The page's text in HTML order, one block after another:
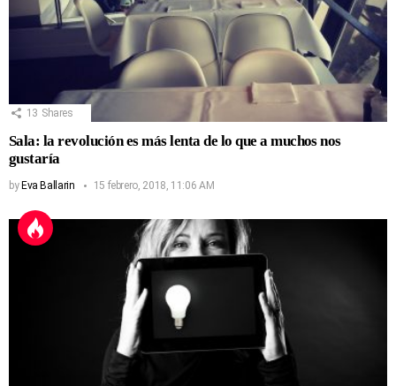
13 Shares
Sala: la revolución es más lenta de lo que a muchos nos
gustaría
by Eva Ballarin 15 febrero, 2018, 11:06 AM